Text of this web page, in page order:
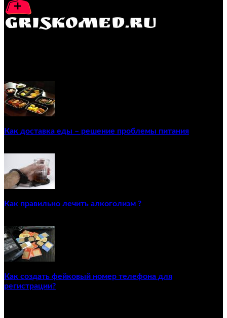
Как доставка еды – решение проблемы питания
Как правильно лечить алкоголизм ?
Как создать фейковый номер телефона для
регистрации?